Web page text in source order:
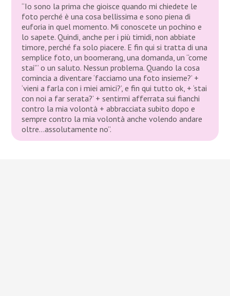
“Io sono la prima che gioisce quando mi chiedete le
foto perché è una cosa bellissima e sono piena di
euforia in quel momento. Mi conoscete un pochino e
lo sapete. Quindi, anche per i più timidi, non abbiate
timore, perché fa solo piacere. E fin qui si tratta di una
semplice foto, un boomerang, una domanda, un “come
stai'” o un saluto. Nessun problema. Quando la cosa
comincia a diventare ‘facciamo una foto insieme?’ +
‘vieni a farla con i miei amici?’, e fin qui tutto ok, + ‘stai
con noi a far serata?’ + sentirmi afferrata sui fianchi
contro la mia volontà + abbracciata subito dopo e
sempre contro la mia volontà anche volendo andare
oltre…assolutamente no”.